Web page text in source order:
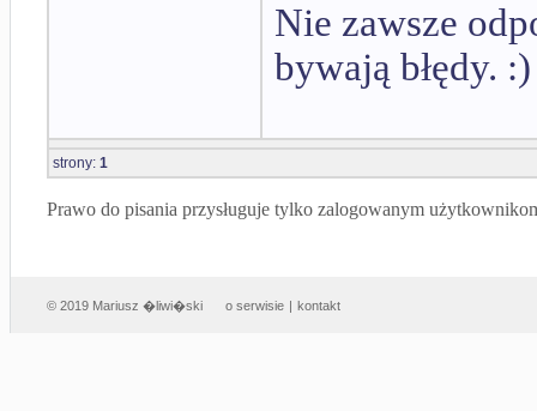
Nie zawsze
bywają błędy. :)
strony: 1
Prawo do pisania przysługuje tylko zalogowanym
© 2019 Mariusz �liwi�ski o serwisie | kontakt